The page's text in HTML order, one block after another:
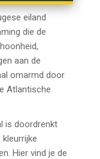
eiland
die de
aan de
omarmd door
Atlantische
is doordrenkt
Hier vind je de